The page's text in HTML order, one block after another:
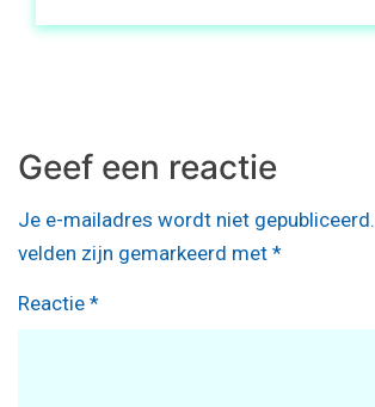
Geef een reactie
Je e-mailadres wordt niet gepubliceerd.
velden zijn gemarkeerd met *
Reactie *